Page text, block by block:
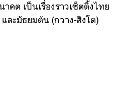
ต เป็นเรื่องราวเซ็ตติ้งไทย
ละมัธยมต้น (กวาง-สิงโต)